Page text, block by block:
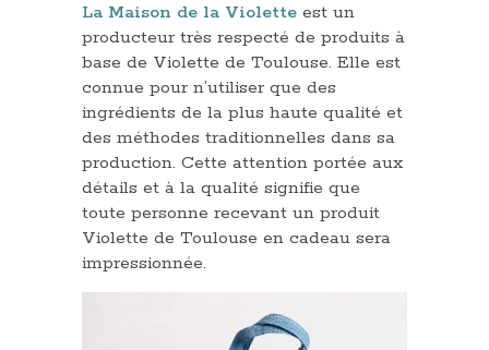
La Maison de la Violette est un
producteur très respecté de produits à
base de Violette de Toulouse. Elle est
connue pour n’utiliser que des
ingrédients de la plus haute qualité et
des méthodes traditionnelles dans sa
production. Cette attention portée aux
détails et à la qualité signifie que
toute personne recevant un produit
Violette de Toulouse en cadeau sera
impressionnée.